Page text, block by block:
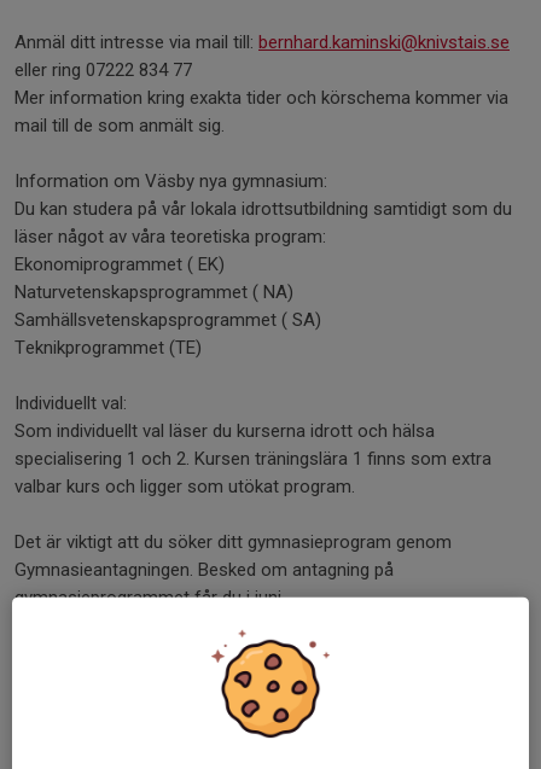
Anmäl ditt intresse via mail till: bernhard.kaminski@knivstais.se
eller ring 07222 834 77
Mer information kring exakta tider och körschema kommer via
mail till de som anmält sig.
Information om Väsby nya gymnasium:
Du kan studera på vår lokala idrottsutbildning samtidigt som du
läser något av våra teoretiska program:
Ekonomiprogrammet ( EK)
Naturvetenskapsprogrammet ( NA)
Samhällsvetenskapsprogrammet ( SA)
Teknikprogrammet (TE)
Individuellt val:
Som individuellt val läser du kurserna idrott och hälsa
specialisering 1 och 2. Kursen träningslära 1 finns som extra
valbar kurs och ligger som utökat program.
Det är viktigt att du söker ditt gymnasieprogram genom
Gymnasieantagningen. Besked om antagning på
gymnasieprogrammet får du i juni.
Tränare för Hockeyprofilen är Markus Odén som bland annat
tränat Väsbys A-lag i Hockeyettan och är skillstränare.
För frågor till Knivsta IS kontakta Sportchef Bernhard Kaminski